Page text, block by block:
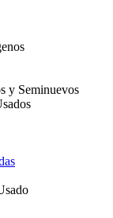
y Seminuevos